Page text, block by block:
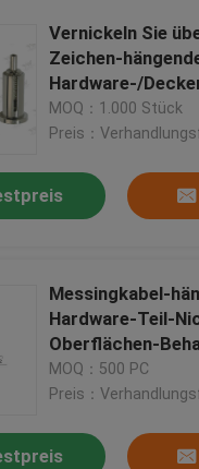
Vernickeln Sie
Zeichen-
Hardware-/
hängende
Kosten
MOQ：1.000 Stück
Preis：
Messingkabel-
Hardware-Teil-
Oberflächen-
12*26mm
MOQ：500 PC
Preis：